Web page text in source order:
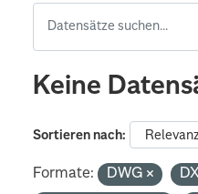
Keine
Sortieren nach
Formate: DWG